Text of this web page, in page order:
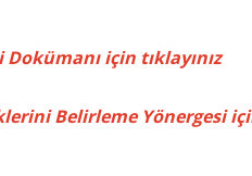
için tıklayınız
Belirleme Yönergesi